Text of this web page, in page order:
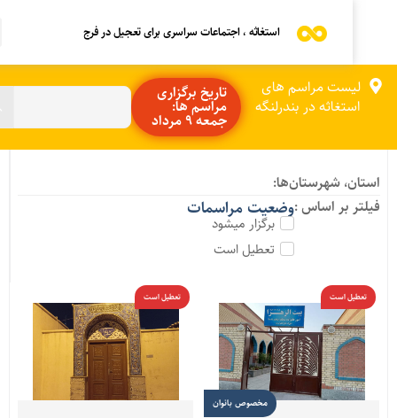
استغاثه ، اجتماعات سراسری برای تعجیل در فرج
لیست مراسم های
استغاثه در بندرلنگه
تاریخ برگزاری
مراسم ها:
جمعه 9 مرداد
شهرستان‌ها:
بر اساس :وضعیت مراسمات
برگزار میشود
تعطیل است
تعطیل است
مخصوص بانوان
تعطیل است